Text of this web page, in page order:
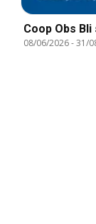
Coop Obs
08/06/2026-31/